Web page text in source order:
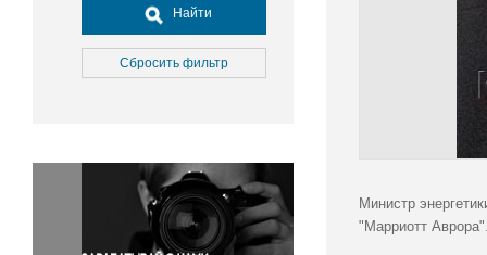
Досуг, туризм и отдых
Культура
Медицина
Окружающая среда
Политика
Правосудие
Найти
Сбросить фильтр
Министр
"Марриотт